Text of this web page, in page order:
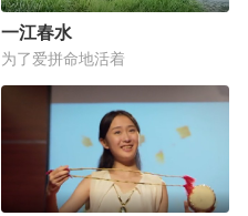
一江春水
为了爱拼命地活着